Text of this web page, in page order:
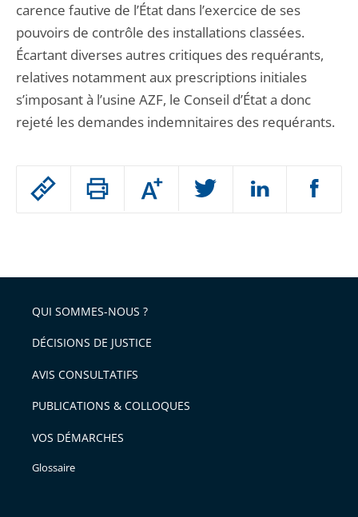
Passer
arriver
après
Augmenter
ou
l'article
pour
avant
carence fautive de l’État dans l’exercice de ses
pouvoirs de contrôle des installations classées.
Écartant diverses autres critiques des requérants,
relatives notamment aux prescriptions initiales
s’imposant à l’usine AZF, le Conseil d’État a donc
rejeté les demandes indemnitaires des requérants.
QUI SOMMES-NOUS ?
DÉCISIONS DE JUSTICE
AVIS CONSULTATIFS
PUBLICATIONS & COLLOQUES
VOS DÉMARCHES
Glossaire